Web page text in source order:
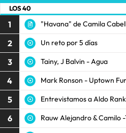
LOS 40
1 "Havana" de Camila
2 Un reto por 5 días
3 Tainy, J Balvin - Agua
4 Mark Ronson - Uptown
5 Entrevistamos a Aldo
6 Rauw Alejandro & Camilo